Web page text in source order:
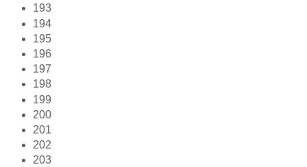
193
194
195
196
197
198
199
200
201
202
203